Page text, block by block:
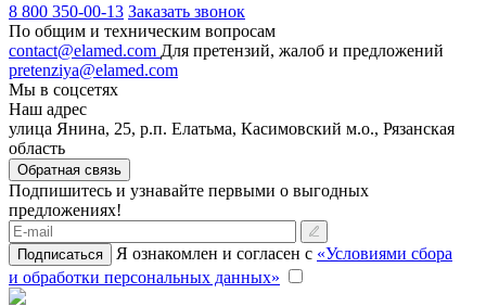
8 800 350-00-13 Заказать звонок
По общим и техническим вопросам
contact@elamed.com Для претензий, жалоб и предложений
pretenziya@elamed.com
Мы в соцсетях
Наш адрес
улица Янина, 25, р.п. Елатьма, Касимовский м.о., Рязанская
область
Обратная связь
Подпишитесь и узнавайте первыми о выгодных
предложениях!
Подписаться Я ознакомлен и согласен с «Условиями сбора
и обработки персональных данных»